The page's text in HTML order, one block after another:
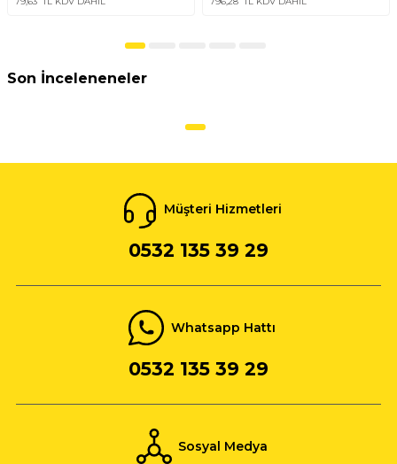
Son İnceleneneler
Müşteri Hizmetleri
0532 135 39 29
Whatsapp Hattı
0532 135 39 29
Sosyal Medya